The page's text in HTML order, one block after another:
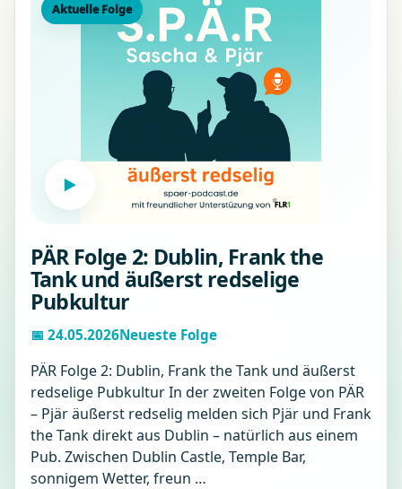
Aktuelle Folge
▶
PÄR Folge 2: Dublin, Frank the
Tank und äußerst redselige
Pubkultur
📅 24.05.2026Neueste Folge
PÄR Folge 2: Dublin, Frank the Tank und äußerst
redselige Pubkultur In der zweiten Folge von PÄR
– Pjär äußerst redselig melden sich Pjär und Frank
the Tank direkt aus Dublin – natürlich aus einem
Pub. Zwischen Dublin Castle, Temple Bar,
sonnigem Wetter, freun …